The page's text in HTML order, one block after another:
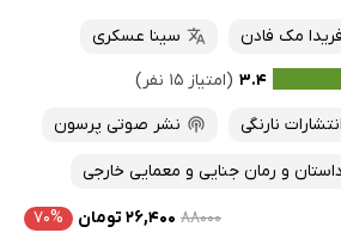
فریدا مک فادن
سینا عسکری
۳.۴ (امتیاز ۱۵ نفر)
انتشارات نارنگی
نشر صوتی پرسون
داستان و رمان جنایی و معمایی خارجی
۸۸۰۰۰ ۲۶,۴۰۰ تومان ۷۰%